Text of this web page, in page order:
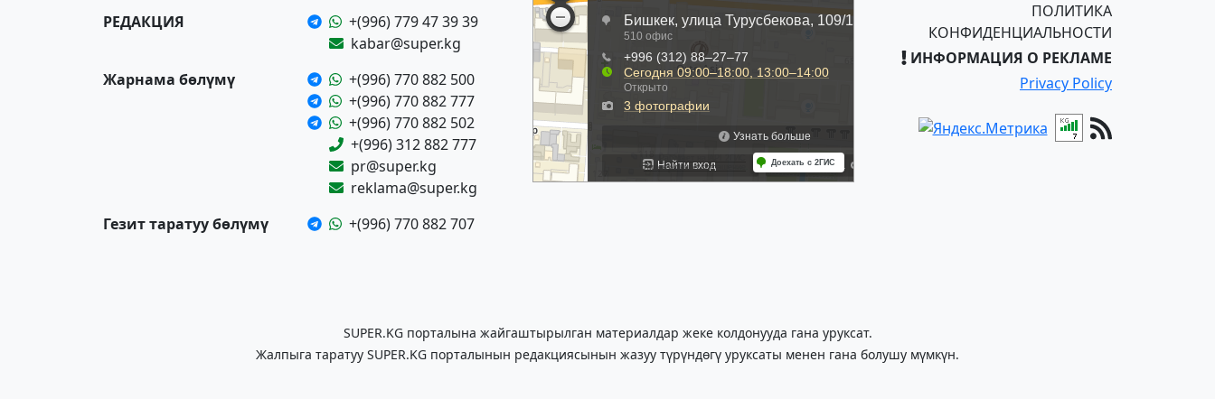
РЕДАКЦИЯ
+(996) 779 47 39 39
kabar@super.kg
Жарнама бөлүмү
+(996) 770 882 500
+(996) 770 882 777
+(996) 770 882 502
+(996) 312 882 777
pr@super.kg
reklama@super.kg
Гезит таратуу бөлүмү
+(996) 770 882 707
ПОЛИТИКА
КОНФИДЕНЦИАЛЬНОСТИ
ИНФОРМАЦИЯ О РЕКЛАМЕ
Privacy Policy
SUPER.KG порталына жайгаштырылган материалдар жеке колдонууда гана уруксат.
Жалпыга таратуу SUPER.KG порталынын редакциясынын жазуу түрүндөгү уруксаты менен гана болушу мүмкүн.